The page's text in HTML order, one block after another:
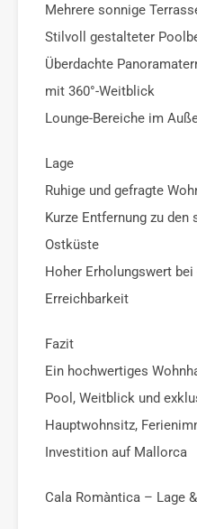
Mehrere sonnige
Stilvoll gestalteter
Überdachte
mit 360°-Weitblick
Lounge-Bereiche im
Lage
Ruhige und gefragte
Kurze Entfernung zu
Ostküste
Hoher Erholungswert
Erreichbarkeit
Fazit
Ein hochwertiges
Pool, Weitblick und
Hauptwohnsitz,
Investition auf Mallorca
Cala Romàntica – Lage